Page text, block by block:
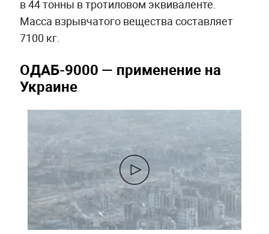
в 44 тонны в тротиловом эквиваленте.
Масса взрывчатого вещества составляет
7100 кг.
ОДАБ-9000 — применение на
Украине